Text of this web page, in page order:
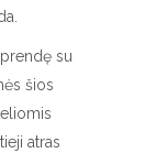
su
šios
atras